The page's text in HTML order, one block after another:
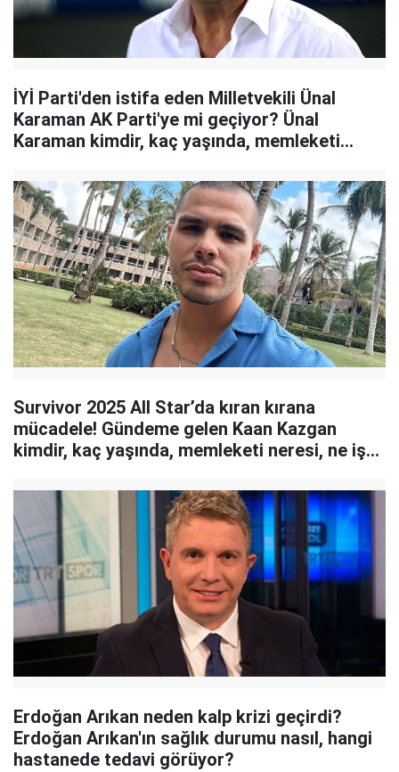
İYİ Parti'den istifa eden Milletvekili Ünal
Karaman AK Parti'ye mi geçiyor? Ünal
Karaman kimdir, kaç yaşında, memleketi
Survivor 2025 All Star’da kıran kırana
mücadele! Gündeme gelen Kaan Kazgan
kimdir, kaç yaşında, memleketi neresi, ne iş
Erdoğan Arıkan neden kalp krizi geçirdi?
Erdoğan Arıkan'ın sağlık durumu nasıl, hangi
hastanede tedavi görüyor?